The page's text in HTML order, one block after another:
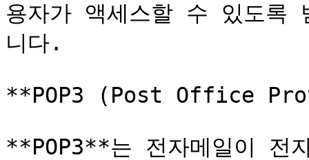
용자가 액세스할 수 있도록
니다.
**POP3 (Post Office
**POP3**는 전자메일이 전